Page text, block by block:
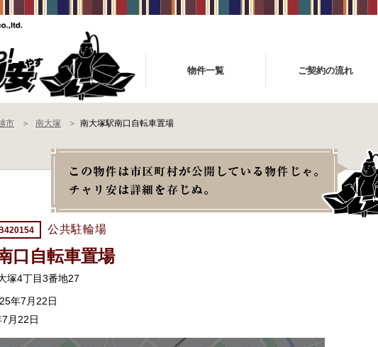
物件一覧 ご契約の流れ
市 南大塚 南大塚駅南口自転車置場
公共駐輪場
口自転車置場
塚4丁目3番地27
年7月22日
月22日